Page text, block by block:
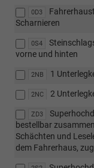
0D3
Scharnieren
0S4
vorne und hinten
2NB 1
2NC 2
ZD3
bestellbar
Schächten und
dem Fahrerhaus,